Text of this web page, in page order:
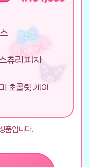
츄리피자
초콜릿 케이
품입니다.